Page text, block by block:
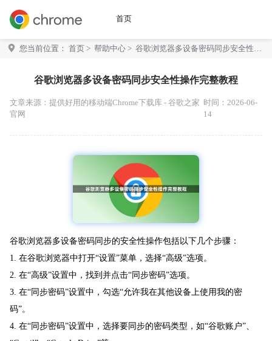
首页
您当前位置： 首页 > 帮助中心 > 谷歌浏览器多设备密码同步安全性操
谷歌浏览器多设备密码同步安全性操作完整教程
文章来源： 提供好用的移动端Chrome下载库 - 谷歌之家
官网
时间：2026-06-
14
谷歌浏览器多设备密码同步的安全性操作包括以下几个步骤：
1. 在谷歌浏览器中打开“设置”菜单，选择“高级”选项。
2. 在“高级”设置中，找到并点击“同步密码”选项。
3. 在“同步密码”设置中，勾选“允许我在其他设备上使用我的密
码”。
4. 在“同步密码”设置中，选择要同步的密码类型，如“谷歌账户”、